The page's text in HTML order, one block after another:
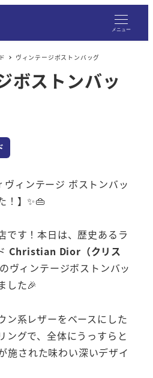
メニュー
ヴィンテージボストンバッグ
ボストンバッ
ィンテージ ボストンバッ
！】✨👜
です！本日は、歴史あるラ
Christian Dior（クリス
のヴィンテージボストンバッ
した🎉
ン系レザーをベースにした
ングで、全体にうっすらと
施された味わい深いデザイ